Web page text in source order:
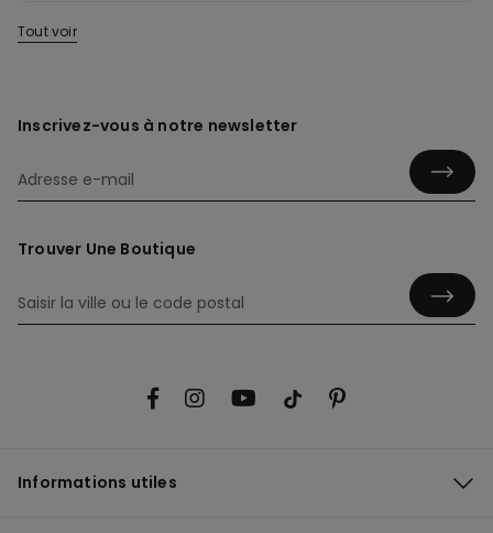
Tout voir
Inscrivez-vous à notre newsletter
Trouver Une Boutique
Informations utiles